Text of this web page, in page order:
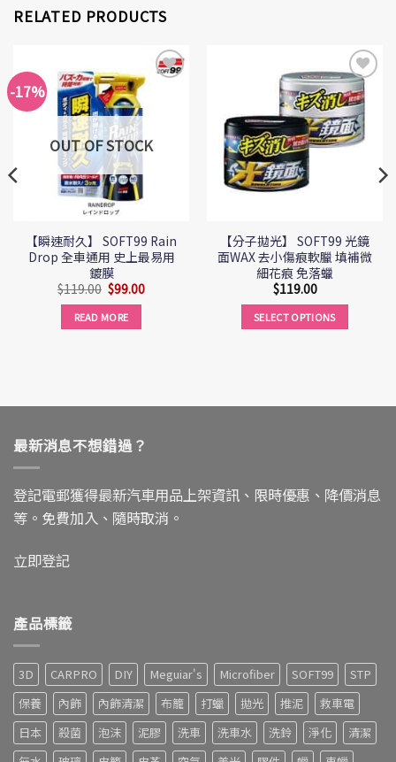
RELATED PRODUCTS
-17%
OUT OF STOCK
【瞬速耐久】 SOFT99 Rain
Drop 全車通用 史上最易用
鍍膜
$119.00 $99.00
READ MORE
Add to
Wishlist
【分子拋光】 SOFT99 光鏡
面WAX 去小傷痕軟臘 填補微
細花痕 免落蠟
$119.00
SELECT OPTIONS
最新消息不想錯過？
登記電郵獲得最新汽車用品上架資訊、限時優惠、降價消息
等。免費加入、隨時取消。
立即登記
產品標籤
3D CARPRO DIY Meguiar's Microfiber SOFT99
STP
保養
內飾 內飾清潔 布籠 打蠟 拋光 推泥
救車電
日本
殺菌 泡沫 泥膠 洗車 洗車水 洗鈴 淨化
清潔